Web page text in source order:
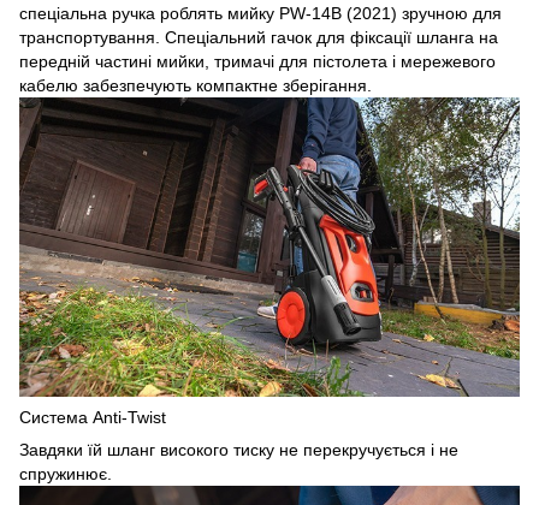
спеціальна ручка роблять мийку PW-14B (2021) зручною для
транспортування. Спеціальний гачок для фіксації шланга на
передній частині мийки, тримачі для пістолета і мережевого
кабелю забезпечують компактне зберігання.
Система Anti-Twist
Завдяки їй шланг високого тиску не перекручується і не
спружинює.